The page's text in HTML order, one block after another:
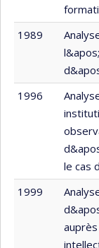
1989
1996
le cas
1999